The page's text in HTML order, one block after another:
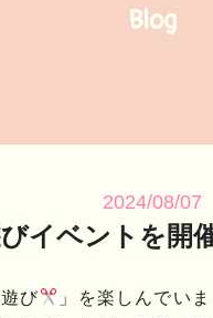
Blog
2024/08/07
イベントを開
び
」を楽しんでいま